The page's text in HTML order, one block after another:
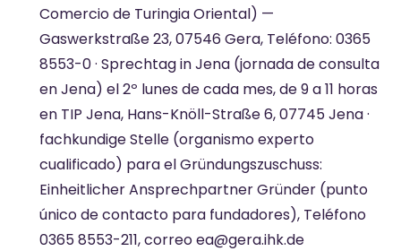
Comercio de Turingia Oriental) —
Gaswerkstraße 23, 07546 Gera, Teléfono: 0365
8553-0 · Sprechtag in Jena (jornada de consulta
en Jena) el 2º lunes de cada mes, de 9 a 11 horas
en TIP Jena, Hans-Knöll-Straße 6, 07745 Jena ·
fachkundige Stelle (organismo experto
cualificado) para el Gründungszuschuss:
Einheitlicher Ansprechpartner Gründer (punto
único de contacto para fundadores), Teléfono
0365 8553-211, correo ea@gera.ihk.de